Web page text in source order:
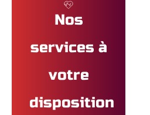
Nos
services à
votre
disposition